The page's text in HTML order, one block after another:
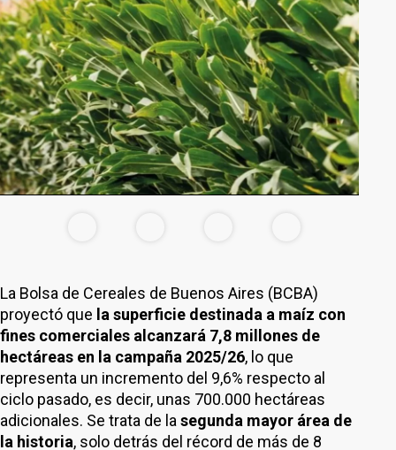
La Bolsa de Cereales de Buenos Aires (BCBA)
proyectó que la superficie destinada a maíz con
fines comerciales alcanzará 7,8 millones de
hectáreas en la campaña 2025/26, lo que
representa un incremento del 9,6% respecto al
ciclo pasado, es decir, unas 700.000 hectáreas
adicionales. Se trata de la segunda mayor área de
la historia, solo detrás del récord de más de 8